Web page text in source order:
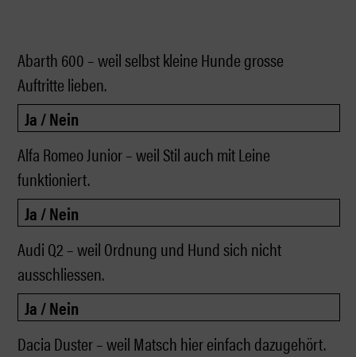
Abarth 600 – weil selbst kleine Hunde grosse
Auftritte lieben.
Alfa Romeo Junior – weil Stil auch mit Leine
funktioniert.
Audi Q2 – weil Ordnung und Hund sich nicht
ausschliessen.
Dacia Duster – weil Matsch hier einfach dazugehört.